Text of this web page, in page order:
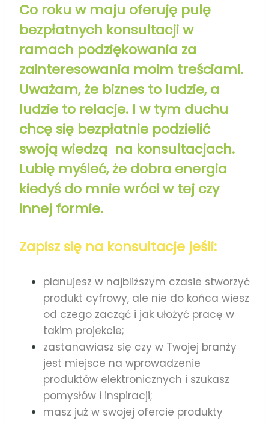
Co roku w maju oferuję pulę
bezpłatnych konsultacji w
ramach podziękowania za
zainteresowania moim treściami.
Uważam, że biznes to ludzie, a
ludzie to relacje. I w tym duchu
chcę się bezpłatnie podzielić
swoją wiedzą na konsultacjach.
Lubię myśleć, że dobra energia
kiedyś do mnie wróci w tej czy
innej formie.
Zapisz się na konsultacje jeśli:
planujesz w najbliższym czasie stworzyć
produkt cyfrowy, ale nie do końca wiesz
od czego zacząć i jak ułożyć pracę w
takim projekcie;
zastanawiasz się czy w Twojej branży
jest miejsce na wprowadzenie
produktów elektronicznych i szukasz
pomysłów i inspiracji;
masz już w swojej ofercie produkty